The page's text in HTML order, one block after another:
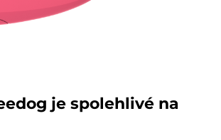
je spolehlivé na